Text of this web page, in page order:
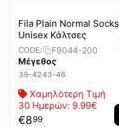
Fila Plain Normal Socks
Unisex Κάλτσες
CODE:
F9044-200
Μέγεθος
39-4243-46
Χαμηλότερη Τιμή
30 Ημερών: 9.99€
€899